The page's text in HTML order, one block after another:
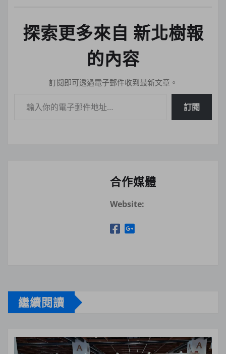
探索更多來自 新北樹報
的內容
訂閱即可透過電子郵件收到最新文章。
訂閱
合作媒體
Website:
繼續閱讀